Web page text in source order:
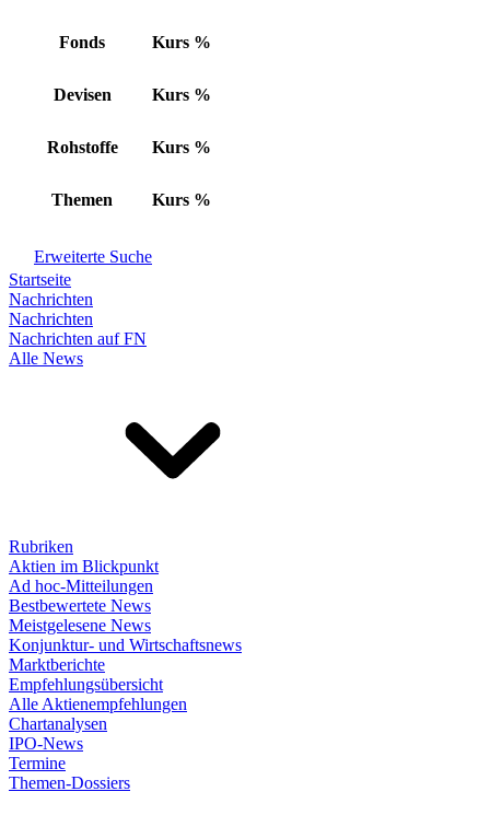
Fonds Kurs %
Devisen Kurs %
Rohstoffe Kurs %
Themen Kurs %
Erweiterte Suche
Startseite
Nachrichten
Nachrichten
Nachrichten auf FN
Alle News
Rubriken
Aktien im Blickpunkt
Ad hoc-Mitteilungen
Bestbewertete News
Meistgelesene News
Konjunktur- und Wirtschaftsnews
Marktberichte
Empfehlungsübersicht
Alle Aktienempfehlungen
Chartanalysen
IPO-News
Termine
Themen-Dossiers